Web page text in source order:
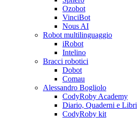
Ozobot
VinciBot
Nous AI
Robot multilinguaggio
iRobot
Intelino
Bracci robotici
Dobot
Comau
Alessandro Bogliolo
CodyRoby Academy
Diario, Quaderni e Libri
CodyRoby kit